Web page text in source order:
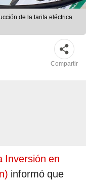
de la tarifa eléctrica
Compartir
Inversión en
informó que